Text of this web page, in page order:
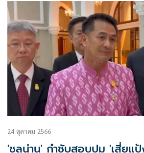
เสพติดไม่เกิน 5 เม็ด
24 ตุลาคม 2566
'ชลน่าน' กำชับสอบปม 'เสี่ยแ